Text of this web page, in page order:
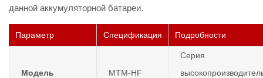
данной аккумуляторной батареи.
Параметр Спецификация Подробности
Модель MTM-HF
Серия